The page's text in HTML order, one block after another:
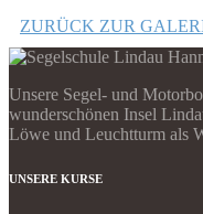
ZURÜCK ZUR
Unsere Segel- und
wunderschönen Insel
Löwe und Leuchtturm als
UNSERE KURSE